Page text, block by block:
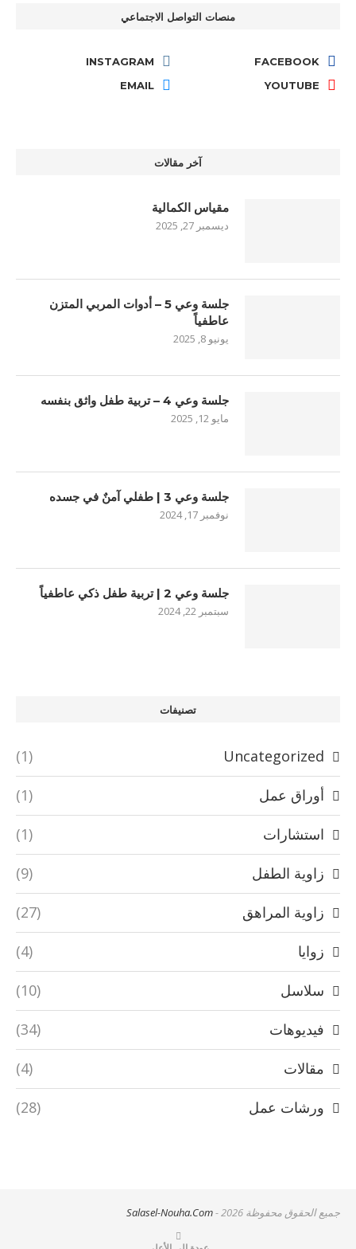
منصات التواصل الاجتماعي
FACEBOOK
INSTAGRAM
YOUTUBE
EMAIL
آخر مقالات
مقياس الكمالية
ديسمبر 27, 2025
جلسة وعي 5 – أدوات المربي المتزن
عاطفياً
يونيو 8, 2025
جلسة وعي 4 – تربية طفل واثق بنفسه
مايو 12, 2025
جلسة وعي 3 | طفلي آمنٌ في جسده
نوفمبر 17, 2024
جلسة وعي 2 | تربية طفل ذكي عاطفياً
سبتمبر 22, 2024
تصنيفات
Uncategorized
(1)
أوراق عمل (1)
استشارات (1)
زاوية الطفل (9)
زاوية المراهق (27)
زوايا (4)
سلاسل (10)
فيديوهات (34)
مقالات (4)
ورشات عمل (28)
جميع الحقوق محفوظة Salasel-Nouha.Com- 2026